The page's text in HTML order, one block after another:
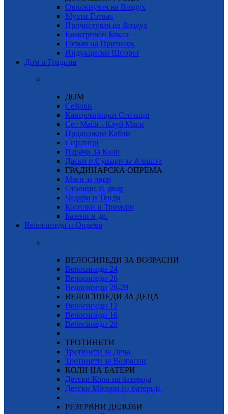
Овлажнувач на Воздух
Мулти Готвач
Прочистувач на Воздух
Електричен Бокал
Готвач на Притисок
Индукциски Шпорет
Дом и Градина
ДОМ
Сефови
Канцеларицки Столици
Сет Маси - Клуб Маси
Продолжни Кабли
Сијалици
Перачи За Коли
Даски и Сушари за Алишта
ГРАДИНАРСКА ОПРЕМА
Маси за двор
Столици за двор
Чадори и Тенди
Косилки и Тримери
Базени и др.
Велосипеди и Опрема
ВЕЛОСИПЕДИ ЗА ВОЗРАСНИ
Велосипеди 24
Велосипеди 26
Велосипеди 28-29
ВЕЛОСИПЕДИ ЗА ДЕЦА
Велосипеди 12
Велосипеди 16
Велосипеди 20
ТРОТИНЕТИ
Тротинети за Деца
Тротинети за Возрасни
КОЛИ НА БАТЕРИ
Детски Коли на батерија
Детски Мотори на батерија
РЕЗЕРВНИ ДЕЛОВИ